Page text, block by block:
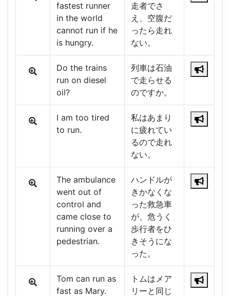
fastest runner
in the world
cannot run if he
is hungry.
走者でさ
え、空腹だ
ったら走れ
ない。
Do the trains
run on diesel
oil?
列車は石油
で走らせる
のですか。
I am too tired
to run.
私はあまり
に疲れてい
るので走れ
ない。
The ambulance
went out of
control and
came close to
running over a
pedestrian.
ハンドルが
きかなくな
った救急車
が、危うく
歩行者をひ
きそうにな
った。
Tom can run as
fast as Mary.
トムはメア
リーと同じ